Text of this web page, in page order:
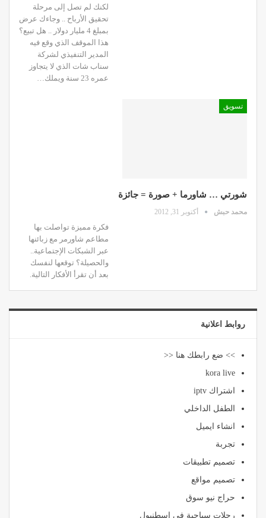
لكنك لم تصل إلى مرحلة
تحقيق الأرباح .. وجاءك عرض
بمبلغ 4 مليار دولار .. هل تبيع؟
هذا الموقف الذي وقع فيه
المدير التنفيذي لشركة
سناب شات الذي لا يتجاوز
عمره 23 سنة ويملك…
تسويق
شورتي … شاورما + صورة = جائزة
محمد حبش أكتوبر 31, 2012
فكرة مميزة تواصلت بها
مطاعم شاورمر مع زبائنها
عبر الشبكات الإجتماعية..
والحصيلة؟ توقعها لنفسك
بعد أن تقرأ الأفكار التالية.
روابط اعلانية
>> ضع رابطك هنا <<
kora live
اشتراك iptv
الطفل الداخلي
انشاء ايميل
تجربة
تصميم تطبيقات
تصميم مواقع
حراج نيو سوق
رحلات سياحية في اسطنبول